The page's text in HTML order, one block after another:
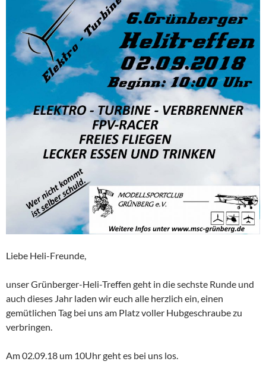
Liebe Heli-Freunde,
unser Grünberger-Heli-Treffen geht in die sechste Runde und
auch dieses Jahr laden wir euch alle herzlich ein, einen
gemütlichen Tag bei uns am Platz voller Hubgeschraube zu
verbringen.
Am 02.09.18 um 10Uhr geht es bei uns los.